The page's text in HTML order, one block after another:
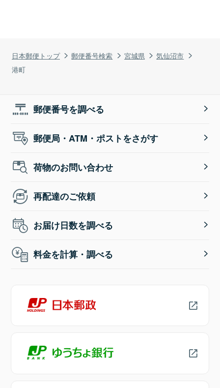
日本郵便トップ 郵便番号検索 宮城県
気仙沼市
港町
郵便番号を調べる
郵便局・ATM・ポストをさがす
荷物のお問い合わせ
再配達のご依頼
お届け日数を調べる
料金を計算・調べる